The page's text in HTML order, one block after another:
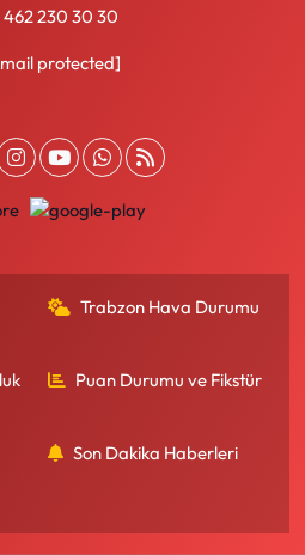
230 30 30
protected]
Trabzon Hava Durumu
Puan Durumu ve Fikstür
Son Dakika Haberleri